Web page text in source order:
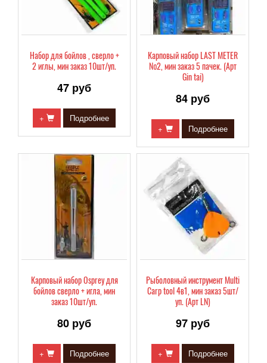
Набор для бойлов , сверло +
2 иглы, мин заказ 10шт/уп.
47 руб
+ Подробнее
Карповый набор LAST METER
№2, мин заказ 5 пачек. (Арт
Gin tai)
84 руб
+ Подробнее
Карповый набор Osprey для
бойлов сверло + игла, мин
заказ 10шт/уп.
80 руб
+ Подробнее
Рыболовный инструмент Multi
Carp tool 4в1, мин заказ 5шт/
уп. (Арт LN)
97 руб
+ Подробнее